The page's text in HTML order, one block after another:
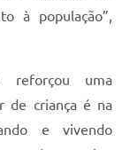
à população”,
reforçou uma
de criança é na
e vivendo